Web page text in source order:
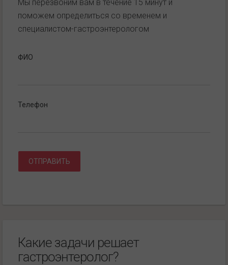
Мы перезвоним вам в течение 15 минут и
поможем определиться со временем и
специалистом-гастроэнтерологом
ФИО
Телефон
ОТПРАВИТЬ
Какие задачи решает
гастроэнтеролог?